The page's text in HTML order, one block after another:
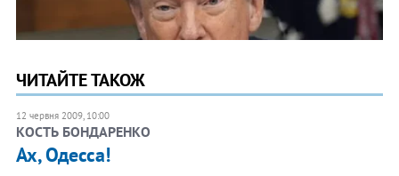
ЧИТАЙТЕ ТАКОЖ
12 червня 2009, 10:00
КОСТЬ БОНДАРЕНКО
Ах, Одесса!